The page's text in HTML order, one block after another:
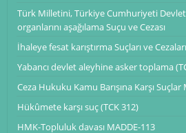
Türk Milletini, Türkiye Cumhuriyeti
organlarını aşağılama Suçu ve Cezası
İhaleye fesat karıştırma Suçları ve
Yabancı devlet aleyhine asker toplama
Ceza Hukuku Kamu Barışına Karşı
Hükûmete karşı suç (TCK 312)
HMK-Topluluk davası MADDE-113